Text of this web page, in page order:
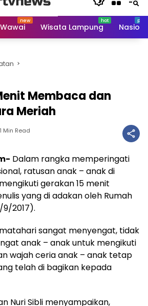
Wisata Lampung
Membaca dan
Meriah
1 Min Read
Dalam rangka memperingati
ratusan anak – anak di
gerakan 15 menit
yang di adakan oleh Rumah
9/2017).
sangat menyengat, tidak
anak – anak untuk mengikuti
wajah ceria anak – anak tetap
telah di bagikan kepada
Nuri Sibli menyampaikan,